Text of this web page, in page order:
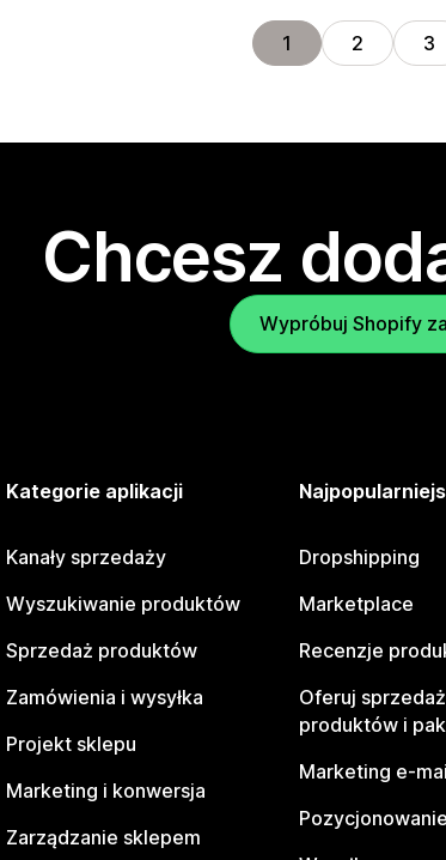
1 2 3
Chcesz
Wypróbuj Shopify
Kategorie aplikacji
Kanały sprzedaży
Wyszukiwanie produktów
Sprzedaż produktów
Zamówienia i wysyłka
Projekt sklepu
Marketing i konwersja
Zarządzanie sklepem
Dropshipping
Marketplace
Recenzje
Oferuj
produktów i
Marketing e-